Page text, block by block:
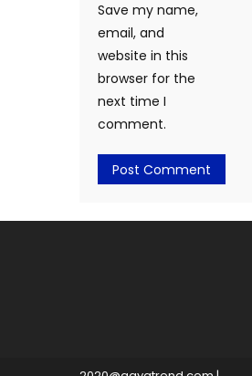
Save my name,
email, and
website in this
browser for the
next time I
comment.